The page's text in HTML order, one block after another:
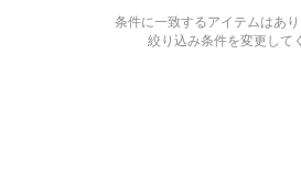
条件に一致するアイテムはあ
絞り込み条件を変更して